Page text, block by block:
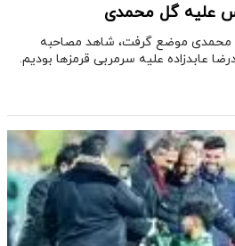
علیه گل محمدی
محمدی موضع گرفت، شاهد مصاحبه
عابدزاده علیه سرمربی قرمزها بودیم.